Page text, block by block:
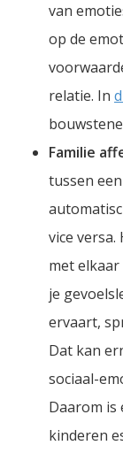
van
op de
relatie. In
Familie
tussen
vice
met
je
ervaart,
Dat kan
sociaal-
Daarom is
kinderen